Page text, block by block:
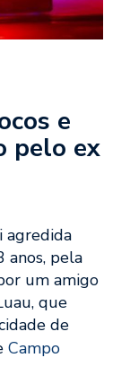
e
pelo ex
agredida
anos, pela
um amigo
que
de
Campo